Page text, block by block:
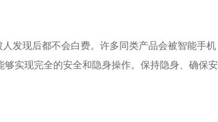
发现后都不会白费。许多同类产品会被智能手机
实现完全的安全和隐身操作。保持隐身、确保安